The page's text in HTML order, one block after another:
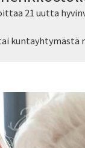
21 uutta
kuntayhtymästä